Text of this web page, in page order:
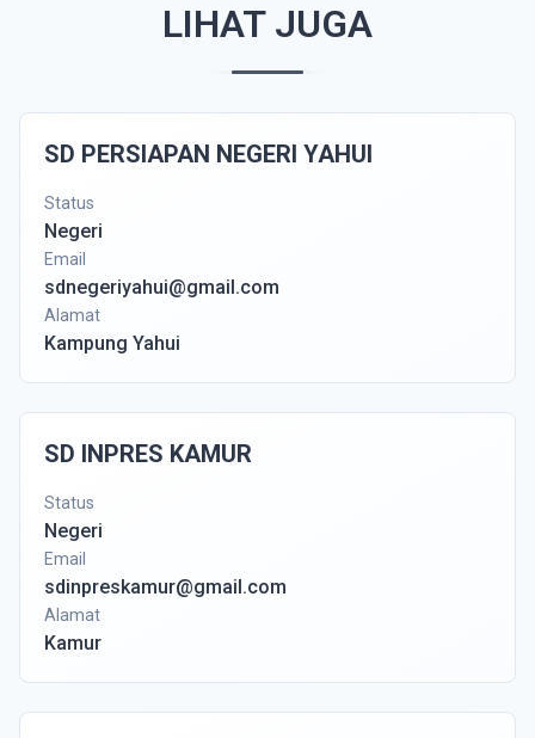
LIHAT JUGA
SD PERSIAPAN NEGERI YAHUI
Status
Negeri
Email
sdnegeriyahui@gmail.com
Alamat
Kampung Yahui
SD INPRES KAMUR
Status
Negeri
Email
sdinpreskamur@gmail.com
Alamat
Kamur